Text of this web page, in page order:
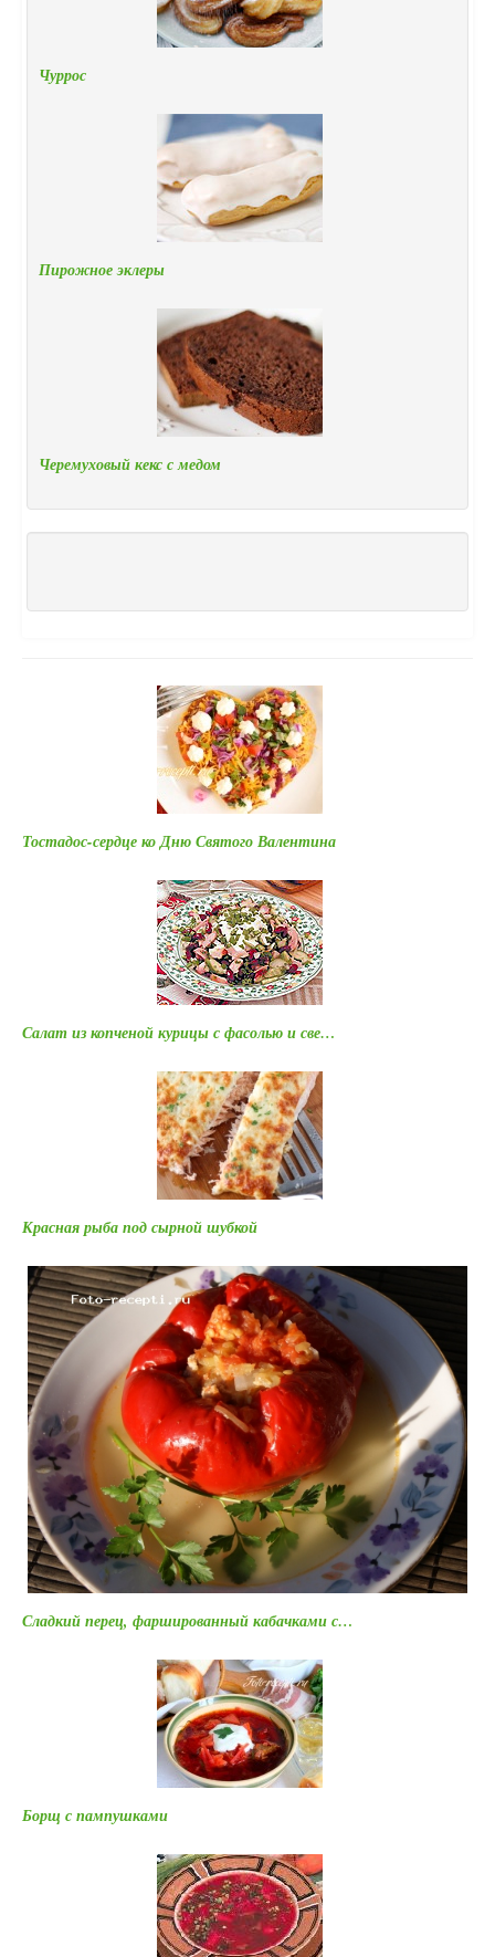
Чуррос
Пирожное эклеры
Черемуховый кекс с медом
Тостадос-сердце ко Дню Святого Валентина
Салат из копченой курицы с фасолью и све…
Красная рыба под сырной шубкой
Сладкий перец, фаршированный кабачками с…
Борщ с пампушками